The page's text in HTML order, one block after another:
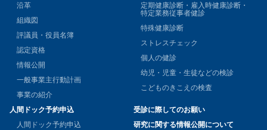
沿革
組織図
評議員・役員名簿
認定資格
情報公開
一般事業主行動計画
事業の紹介
定期健康診断・雇入時健康診断・
特定業務従事者健診
特殊健康診断
ストレスチェック
個人の健診
幼児・児童・生徒などの検診
こどものきこえの検査
人間ドック予約申込
人間ドック予約申込
受診に際してのお願い
研究に関する情報公開について